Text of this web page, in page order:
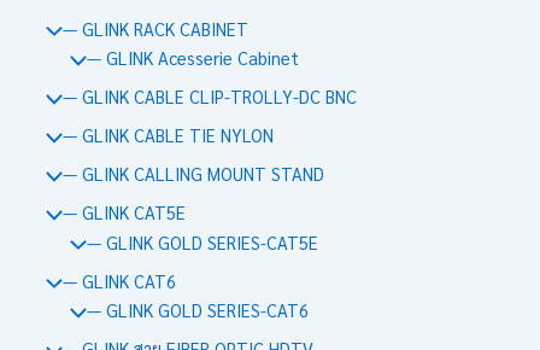
— GLINK RACK CABINET
— GLINK Acesserie Cabinet
— GLINK CABLE CLIP-TROLLY-DC BNC
— GLINK CABLE TIE NYLON
— GLINK CALLING MOUNT STAND
— GLINK CAT5E
— GLINK GOLD SERIES-CAT5E
— GLINK CAT6
— GLINK GOLD SERIES-CAT6